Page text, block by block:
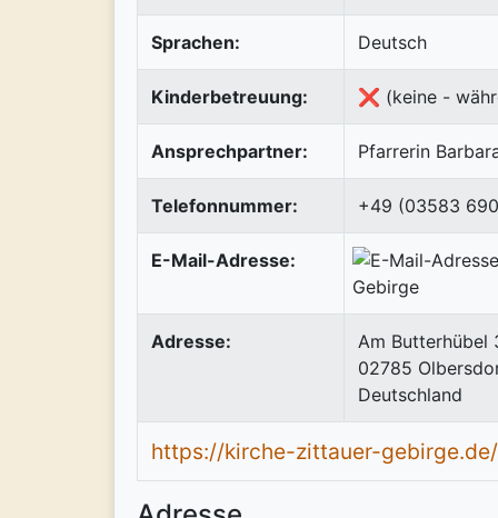
Sprachen: Deutsch
Kinderbetreuung: ❌ (keine -
Ansprechpartner: Pfarrerin
Telefonnummer: +49 (03583
E-Mail-Adresse:
Adresse:
Am Butterhübel
02785
Deutschland
https://kirche-zittauer-